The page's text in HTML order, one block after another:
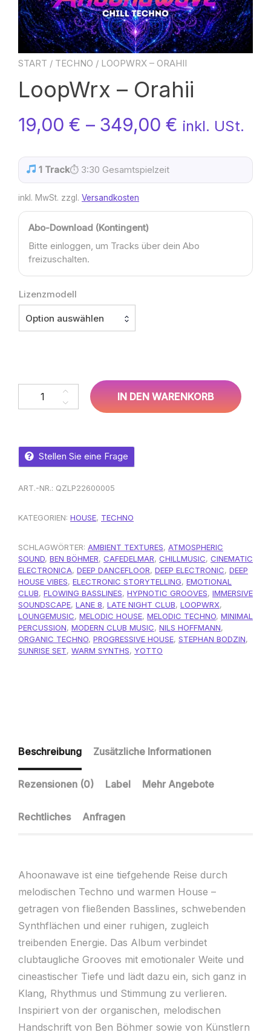
START / TECHNO / LOOPWRX – ORAHII
LoopWrx – Orahii
19,00 € – 349,00 € inkl. USt.
1 Track⏱ 3:30 Gesamtspielzeit
inkl. MwSt. zzgl. Versandkosten
Abo-Download (Kontingent)
Bitte einloggen, um Tracks über dein Abo
freizuschalten.
Lizenzmodell
Option auswählen
LoopWrx – Orahii Menge
IN DEN WARENKORB
Stellen Sie eine Frage
ART.-NR.: QZLP22600005
KATEGORIEN: HOUSE, TECHNO
SCHLAGWÖRTER: AMBIENT TEXTURES, ATMOSPHERIC
SOUND, BEN BÖHMER, CAFEDELMAR, CHILLMUSIC, CINEMATIC
ELECTRONICA, DEEP DANCEFLOOR, DEEP ELECTRONIC, DEEP
HOUSE VIBES, ELECTRONIC STORYTELLING, EMOTIONAL
CLUB, FLOWING BASSLINES, HYPNOTIC GROOVES, IMMERSIVE
SOUNDSCAPE, LANE 8, LATE NIGHT CLUB, LOOPWRX,
LOUNGEMUSIC, MELODIC HOUSE, MELODIC TECHNO, MINIMAL
PERCUSSION, MODERN CLUB MUSIC, NILS HOFFMANN,
ORGANIC TECHNO, PROGRESSIVE HOUSE, STEPHAN BODZIN,
SUNRISE SET, WARM SYNTHS, YOTTO
Beschreibung Zusätzliche Informationen
Rezensionen (0) Label Mehr Angebote
Rechtliches Anfragen
Ahoonawave ist eine tiefgehende Reise durch
melodischen Techno und warmen House –
getragen von fließenden Basslines, schwebenden
Synthflächen und einer ruhigen, zugleich
treibenden Energie. Das Album verbindet
clubtaugliche Grooves mit emotionaler Weite und
cineastischer Tiefe und lädt dazu ein, sich ganz in
Klang, Rhythmus und Stimmung zu verlieren.
Inspiriert von der organischen, melodischen
Handschrift von Ben Böhmer sowie von Künstlern